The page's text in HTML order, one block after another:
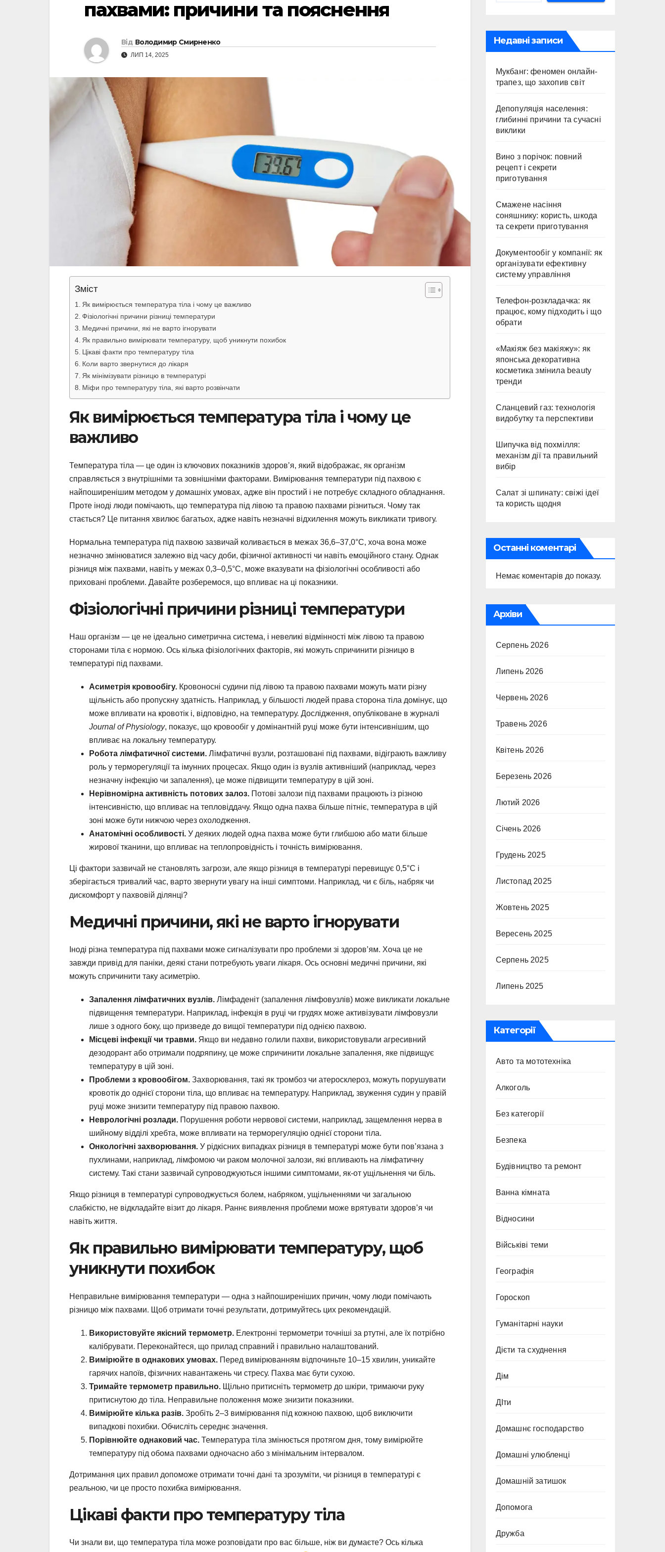
пахвами: причини та пояснення
Від Володимир Смирненко
ЛИП 14, 2025
Зміст
Як вимірюється температура тіла і чому це важливо
Фізіологічні причини різниці температури
Медичні причини, які не варто ігнорувати
Як правильно вимірювати температуру, щоб уникнути похибок
Цікаві факти про температуру тіла
Коли варто звернутися до лікаря
Як мінімізувати різницю в температурі
Міфи про температуру тіла, які варто розвінчати
Як вимірюється температура тіла і чому це
важливо
Температура тіла — це один із ключових показників здоров’я, який відображає, як організм
справляється з внутрішніми та зовнішніми факторами. Вимірювання температури під пахвою є
найпоширенішим методом у домашніх умовах, адже він простий і не потребує складного обладнання.
Проте іноді люди помічають, що температура під лівою та правою пахвами різниться. Чому так
стається? Це питання хвилює багатьох, адже навіть незначні відхилення можуть викликати тривогу.
Нормальна температура під пахвою зазвичай коливається в межах 36,6–37,0°C, хоча вона може
незначно змінюватися залежно від часу доби, фізичної активності чи навіть емоційного стану. Однак
різниця між пахвами, навіть у межах 0,3–0,5°C, може вказувати на фізіологічні особливості або
приховані проблеми. Давайте розберемося, що впливає на ці показники.
Фізіологічні причини різниці температури
Наш організм — це не ідеально симетрична система, і невеликі відмінності між лівою та правою
сторонами тіла є нормою. Ось кілька фізіологічних факторів, які можуть спричинити різницю в
температурі під пахвами.
Асиметрія кровообігу. Кровоносні судини під лівою та правою пахвами можуть мати різну
щільність або пропускну здатність. Наприклад, у більшості людей права сторона тіла домінує, що
може впливати на кровотік і, відповідно, на температуру. Дослідження, опубліковане в журналі
Journal of Physiology, показує, що кровообіг у домінантній руці може бути інтенсивнішим, що
впливає на локальну температуру.
Робота лімфатичної системи. Лімфатичні вузли, розташовані під пахвами, відіграють важливу
роль у терморегуляції та імунних процесах. Якщо один із вузлів активніший (наприклад, через
незначну інфекцію чи запалення), це може підвищити температуру в цій зоні.
Нерівномірна активність потових залоз. Потові залози під пахвами працюють із різною
інтенсивністю, що впливає на тепловіддачу. Якщо одна пахва більше пітніє, температура в цій
зоні може бути нижчою через охолодження.
Анатомічні особливості. У деяких людей одна пахва може бути глибшою або мати більше
жирової тканини, що впливає на теплопровідність і точність вимірювання.
Ці фактори зазвичай не становлять загрози, але якщо різниця в температурі перевищує 0,5°C і
зберігається тривалий час, варто звернути увагу на інші симптоми. Наприклад, чи є біль, набряк чи
дискомфорт у пахвовій ділянці?
Медичні причини, які не варто ігнорувати
Іноді різна температура під пахвами може сигналізувати про проблеми зі здоров’ям. Хоча це не
завжди привід для паніки, деякі стани потребують уваги лікаря. Ось основні медичні причини, які
можуть спричинити таку асиметрію.
Запалення лімфатичних вузлів. Лімфаденіт (запалення лімфовузлів) може викликати локальне
підвищення температури. Наприклад, інфекція в руці чи грудях може активізувати лімфовузли
лише з одного боку, що призведе до вищої температури під однією пахвою.
Місцеві інфекції чи травми. Якщо ви недавно голили пахви, використовували агресивний
дезодорант або отримали подряпину, це може спричинити локальне запалення, яке підвищує
температуру в цій зоні.
Проблеми з кровообігом. Захворювання, такі як тромбоз чи атеросклероз, можуть порушувати
кровотік до однієї сторони тіла, що впливає на температуру. Наприклад, звуження судин у правій
руці може знизити температуру під правою пахвою.
Неврологічні розлади. Порушення роботи нервової системи, наприклад, защемлення нерва в
шийному відділі хребта, може впливати на терморегуляцію однієї сторони тіла.
Онкологічні захворювання. У рідкісних випадках різниця в температурі може бути пов’язана з
пухлинами, наприклад, лімфомою чи раком молочної залози, які впливають на лімфатичну
систему. Такі стани зазвичай супроводжуються іншими симптомами, як-от ущільнення чи біль.
Якщо різниця в температурі супроводжується болем, набряком, ущільненнями чи загальною
слабкістю, не відкладайте візит до лікаря. Раннє виявлення проблеми може врятувати здоров’я чи
навіть життя.
Як правильно вимірювати температуру, щоб
уникнути похибок
Неправильне вимірювання температури — одна з найпоширеніших причин, чому люди помічають
різницю між пахвами. Щоб отримати точні результати, дотримуйтесь цих рекомендацій.
Використовуйте якісний термометр. Електронні термометри точніші за ртутні, але їх потрібно
калібрувати. Переконайтеся, що прилад справний і правильно налаштований.
Вимірюйте в однакових умовах. Перед вимірюванням відпочиньте 10–15 хвилин, уникайте
гарячих напоїв, фізичних навантажень чи стресу. Пахва має бути сухою.
Тримайте термометр правильно. Щільно притисніть термометр до шкіри, тримаючи руку
притиснутою до тіла. Неправильне положення може знизити показники.
Вимірюйте кілька разів. Зробіть 2–3 вимірювання під кожною пахвою, щоб виключити
випадкові похибки. Обчисліть середнє значення.
Порівнюйте однаковий час. Температура тіла змінюється протягом дня, тому вимірюйте
температуру під обома пахвами одночасно або з мінімальним інтервалом.
Дотримання цих правил допоможе отримати точні дані та зрозуміти, чи різниця в температурі є
реальною, чи це просто похибка вимірювання.
Цікаві факти про температуру тіла
Чи знали ви, що температура тіла може розповідати про вас більше, ніж ви думаєте? Ось кілька
Недавні записи
Мукбанг: феномен онлайн-
трапез, що захопив світ
Депопуляція населення:
глибинні причини та сучасні
виклики
Вино з порічок: повний
рецепт і секрети
приготування
Смажене насіння
соняшнику: користь, шкода
та секрети приготування
Документообіг у компанії: як
організувати ефективну
систему управління
Телефон-розкладачка: як
працює, кому підходить і що
обрати
«Макіяж без макіяжу»: як
японська декоративна
косметика змінила beauty
тренди
Сланцевий газ: технологія
видобутку та перспективи
Шипучка від похмілля:
механізм дії та правильний
вибір
Салат зі шпинату: свіжі ідеї
та користь щодня
Останні коментарі
Немає коментарів до показу.
Архіви
Серпень 2026
Липень 2026
Червень 2026
Травень 2026
Квітень 2026
Березень 2026
Лютий 2026
Січень 2026
Грудень 2025
Листопад 2025
Жовтень 2025
Вересень 2025
Серпень 2025
Липень 2025
Категорії
Авто та мототехніка
Алкоголь
Без категорії
Безпека
Будівництво та ремонт
Ванна кімната
Відносини
Військіві теми
Географія
Гороскоп
Гуманітарні науки
Дієти та схуднення
Дім
ДІти
Домашнє господарство
Домашні улюбленці
Домашній затишок
Допомога
Дружба